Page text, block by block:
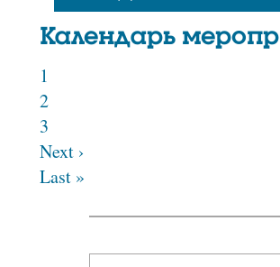
Календарь
1
2
3
Next ›
Last »